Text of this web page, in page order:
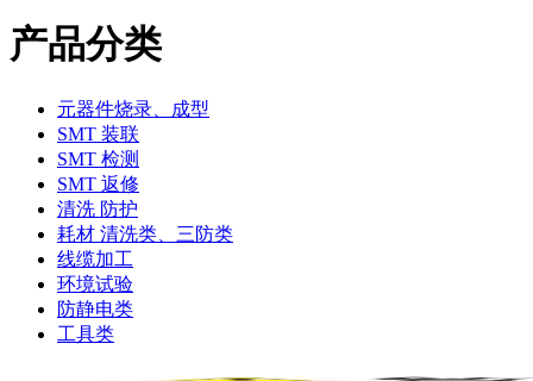
产品分类
元器件烧录、成型
SMT 装联
SMT 检测
SMT 返修
清洗 防护
耗材 清洗类、三防类
线缆加工
环境试验
防静电类
工具类